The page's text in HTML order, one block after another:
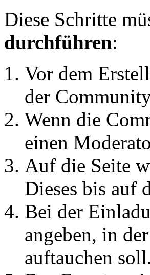
Diese Schritte
durchführen:
Vor dem
der
Wenn die
einen
Auf die Seite
Dieses bis auf
Bei der
angeben, in
auftauchen